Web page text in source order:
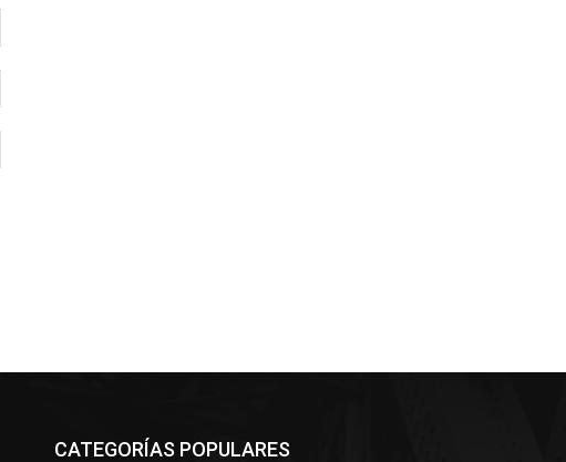
CATEGORÍAS POPULARES